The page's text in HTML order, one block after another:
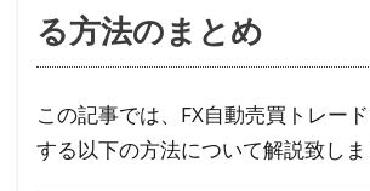
る方法のまとめ
この記事では、FX自動売買トレー
する以下の方法について解説致しま